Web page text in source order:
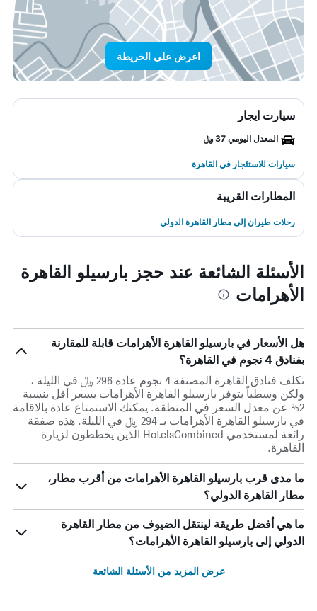
اعرض على الخريطة
سيارت ايجار
المعدل اليومي 37 ﷼
سيارات للاستئجار في القاهرة
المطارات القريبة
رحلات طيران إلى مطار القاهرة الدولي
الأسئلة الشائعة عند حجز بارسيلو القاهرة
الأهرامات
هل الأسعار في بارسيلو القاهرة الأهرامات قابلة للمقارنة
بفنادق 4 نجوم في القاهرة؟
تكلف فنادق القاهرة المصنفة 4 نجوم عادة 296 ﷼ في الليلة ،
ولكن وسطياً يتوفر بارسيلو القاهرة الأهرامات بسعر أقل بنسبة
2% عن معدل السعر في المنطقة. يمكنك الاستمتاع عادة بالاقامة
في بارسيلو القاهرة الأهرامات بـ 294 ﷼ في الليلة. هذه صفقة
رائعة لمستخدمي HotelsCombined الذين يخططون لزيارة
القاهرة.
ما مدى قرب بارسيلو القاهرة الأهرامات من أقرب مطار،
مطار القاهرة الدولي؟
ما هي أفضل طريقة لينتقل الضيوف من مطار القاهرة
الدولي إلى بارسيلو القاهرة الأهرامات؟
عرض المزيد من الأسئلة الشائعة